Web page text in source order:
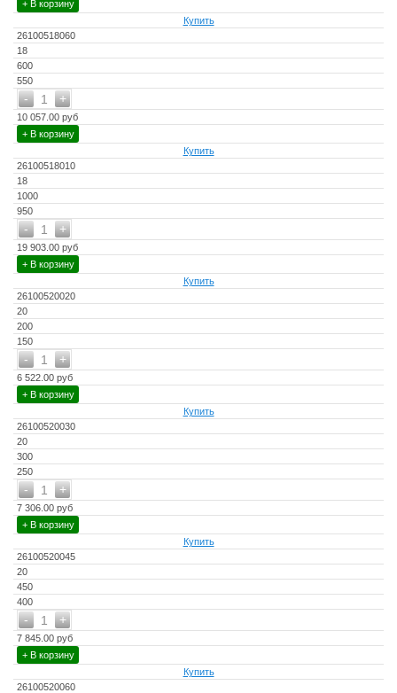
+ В корзину
Купить
26100518060
18
600
550
+
- 1
10 057.00 руб
+ В корзину
Купить
26100518010
18
1000
950
+
- 1
19 903.00 руб
+ В корзину
Купить
26100520020
20
200
150
+
- 1
6 522.00 руб
+ В корзину
Купить
26100520030
20
300
250
+
- 1
7 306.00 руб
+ В корзину
Купить
26100520045
20
450
400
+
- 1
7 845.00 руб
+ В корзину
Купить
26100520060